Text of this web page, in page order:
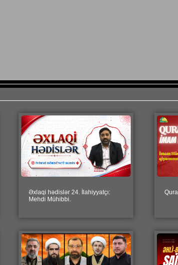
Əxlaqi hədislər 24. İlahiyyatçı:
Mehdi Mühibbi.